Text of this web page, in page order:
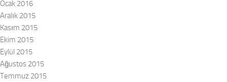
Ocak 2016
Aralık 2015
Kasım 2015
Ekim 2015
Eylül 2015
Ağustos 2015
Temmuz 2015